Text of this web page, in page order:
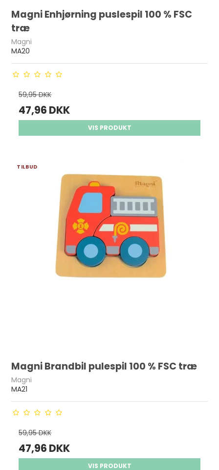
Magni Enhjørning puslespil 100 % FSC
træ
Magni
MA20
59,95 DKK
47,96 DKK
VIS PRODUKT
TILBUD
Magni Brandbil pulespil 100 % FSC træ
Magni
MA21
59,95 DKK
47,96 DKK
VIS PRODUKT